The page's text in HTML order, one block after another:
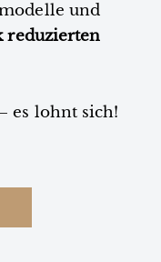
und
reduzierten
es lohnt sich!